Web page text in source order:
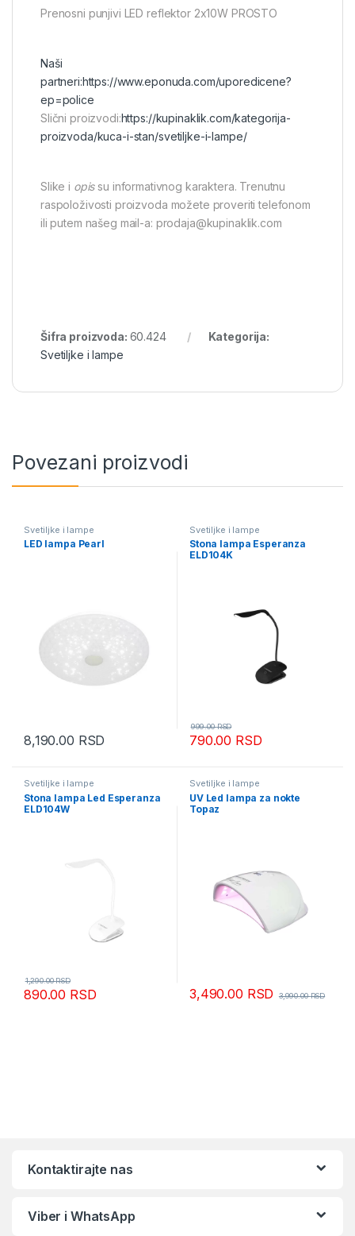
Prenosni punjivi LED reflektor 2x10W PROSTO
Naši
partneri:https://www.eponuda.com/uporedicene?
ep=police
Slični proizvodi:https://kupinaklik.com/kategorija-
proizvoda/kuca-i-stan/svetiljke-i-lampe/
Slike i opissu informativnog karaktera. Trenutnu
raspoloživosti proizvoda možete proveriti telefonom
ili putem našeg mail-a: prodaja@kupinaklik.com
Šifra proizvoda: 60.424
Kategorija:
Svetiljke i lampe
Povezani proizvodi
Svetiljke i lampe
LED lampa Pearl
8,190.00 RSD
Svetiljke i lampe
Stona lampa Esperanza
ELD104K
790.00 RSD
999.00RSD
Svetiljke i lampe
Stona lampa Led Esperanza
ELD104W
890.00 RSD
1,290.00RSD
Svetiljke i lampe
UV Led lampa za nokte
Topaz
3,490.00 RSD 3,990.00RSD
Kontaktirajte nas
Viber i WhatsApp